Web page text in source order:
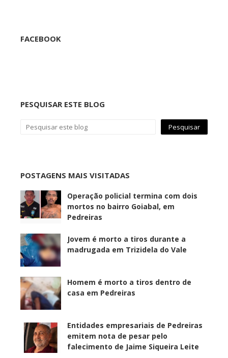
FACEBOOK
PESQUISAR ESTE BLOG
POSTAGENS MAIS VISITADAS
Operação policial termina com dois
mortos no bairro Goiabal, em
Pedreiras
Jovem é morto a tiros durante a
madrugada em Trizidela do Vale
Homem é morto a tiros dentro de
casa em Pedreiras
Entidades empresariais de Pedreiras
emitem nota de pesar pelo
falecimento de Jaime Siqueira Leite